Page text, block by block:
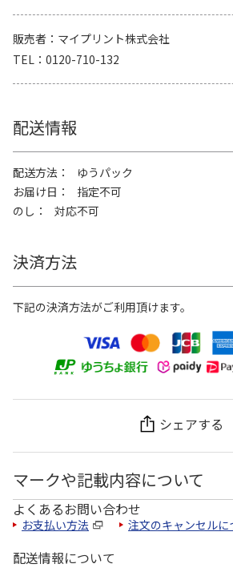
販売者
マイプリント株式会社
TEL
0120-710-132
配送情報
配送方法
ゆうパック
お届け日
指定不可
のし
対応不可
決済方法
下記の決済方法がご利用頂けます。
シェアする
マークや記載内容について
よくあるお問い合わせ
お支払い方法 注文のキャンセルに
配送情報について